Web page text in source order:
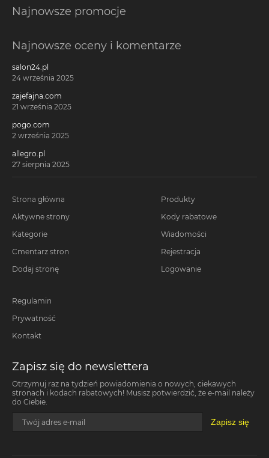
Najnowsze promocje
Najnowsze oceny i komentarze
salon24.pl
24 września 2025
zajefajna.com
21 września 2025
pogo.com
2 września 2025
allegro.pl
27 sierpnia 2025
Strona główna
Aktywne strony
Kategorie
Cmentarz stron
Dodaj stronę
Produkty
Kody rabatowe
Wiadomości
Rejestracja
Logowanie
Regulamin
Prywatność
Kontakt
Zapisz się do newslettera
Otrzymuj raz na tydzień powiadomienia o nowych, ciekawych
stronach i kodach rabatowych! Musisz potwierdzić, że e-mail należy
do Ciebie.
Twój adres e-mail Zapisz się